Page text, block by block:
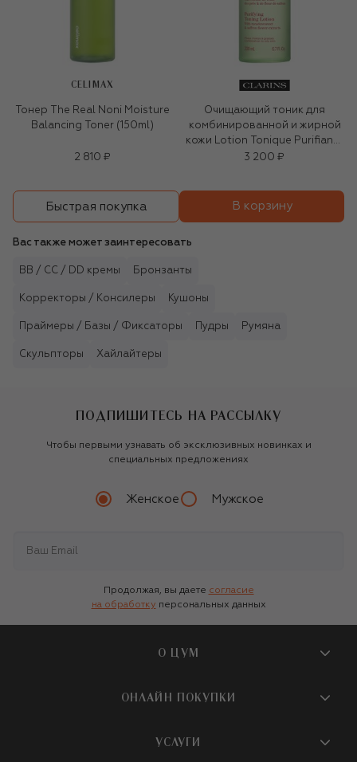
CELIMAX
Тонер The Real Noni Moisture
Balancing Toner (150ml)
2 810 ₽
Очищающий тоник для
комбинированной и жирной
кожи Lotion Tonique Purifiante
(200ml)
3 200 ₽
Быстрая покупка В корзину
Вас также может заинтересовать
BB / CC / DD кремы Бронзанты
Корректоры / Консилеры Кушоны
Праймеры / Базы / Фиксаторы Пудры Румяна
Скульпторы Хайлайтеры
ПОДПИШИТЕСЬ НА РАССЫЛКУ
Чтобы первыми узнавать об эксклюзивных новинках и
специальных предложениях
Женское Мужское
Продолжая, вы даете согласие
на обработку персональных данных
О ЦУМ
О магазине
Бутики и ПВЗ ЦУМ
ОНЛАЙН ПОКУПКИ
УСЛУГИ